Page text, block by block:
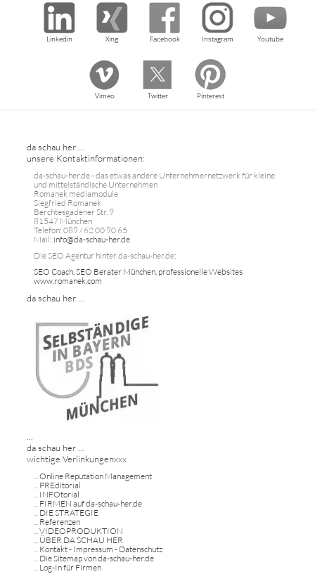
Linkedin Xing Facebook Instagram Youtube
Vimeo Twitter Pinterest
da schau her ...
unsere Kontaktinformationen:
da-schau-her.de - das etwas andere Unternehmernetzwerk für kleine
und mittelständische Unternehmen
Romanek mediamodule
Siegfried Romanek
Berchtesgadener Str. 9
81547 München
Telefon: 089 / 62 00 90 65
Mail: info@da-schau-her.de
Die SEO Agentur hinter da-schau-her.de:
SEO Coach, SEO Berater München, professionelle Websites
www.romanek.com
da schau her ...
...
da schau her ...
wichtige Verlinkungenxxx
...Online Reputation Management
... PREditorial
... INFOtorial
... FIRMEN auf da-schau-her.de
... DIE STRATEGIE
... Referenzen
...VIDEOPRODUKTION
... ÜBER DA SCHAU HER
... Kontakt - Impressum - Datenschutz
... Die Sitemap von da-schau-her.de
... Log-In für Firmen